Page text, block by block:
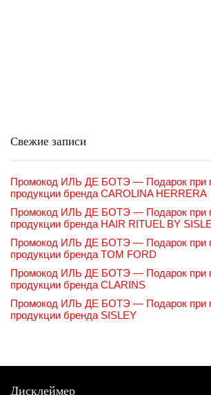
Свежие записи
Промокод ИЛЬ ДЕ БОТЭ — Подарок при
продукции бренда CAROLINA HERRERA
Промокод ИЛЬ ДЕ БОТЭ — Подарок при
продукции бренда HAIR RITUEL BY
Промокод ИЛЬ ДЕ БОТЭ — Подарок при
продукции бренда TOM FORD
Промокод ИЛЬ ДЕ БОТЭ — Подарок при
продукции бренда CLARINS
Промокод ИЛЬ ДЕ БОТЭ — Подарок при
продукции бренда SISLEY
Дисклеймер